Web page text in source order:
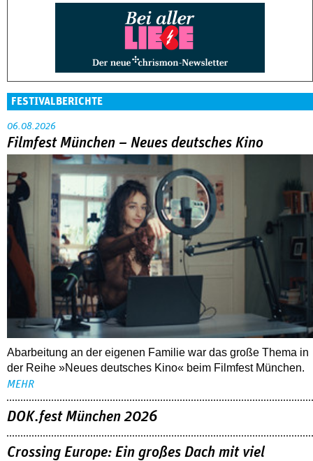
FESTIVALBERICHTE
06.08.2026
Filmfest München – Neues deutsches Kino
Abarbeitung an der eigenen Familie war das große Thema in
der Reihe »Neues deutsches Kino« beim Filmfest München.
MEHR
DOK.fest München 2026
Crossing Europe: Ein großes Dach mit viel